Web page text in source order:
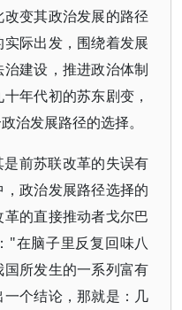
变其政治发展的路径
际出发，围绕着发展
建设，推进政治体制
年代初的苏东剧变，
治发展路径的选择。
前苏联改革的失误有
政治发展路径选择的
的直接推动者戈尔巴
"在脑子里反复回味八
所发生的一系列富有
个结论，那就是：几